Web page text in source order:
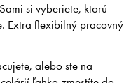
si vyberiete, ktorú
Extra flexibilný pracovný
alebo ste na